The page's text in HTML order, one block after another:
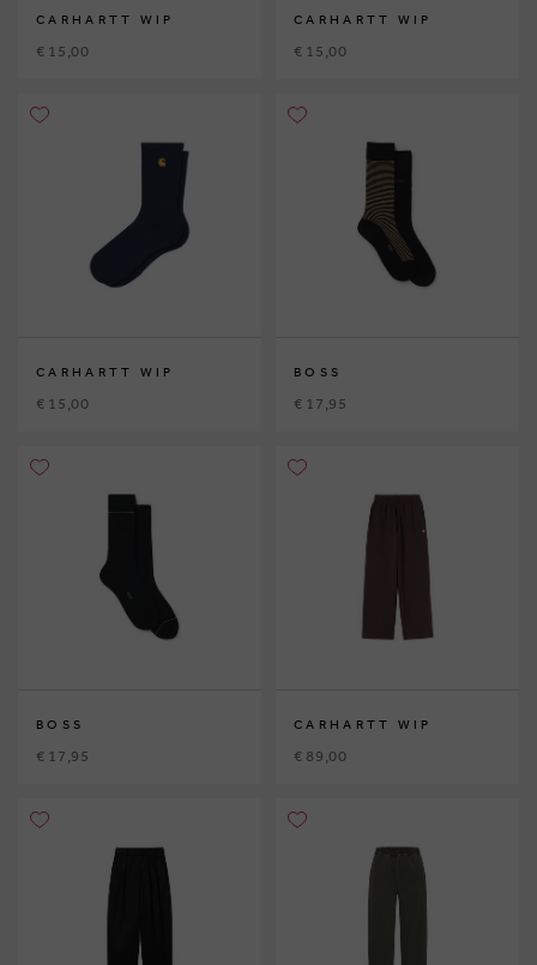
CARHARTT WIP
€ 15,00
CARHARTT WIP
€ 15,00
CARHARTT WIP
€ 15,00
BOSS
€ 17,95
BOSS
€ 17,95
CARHARTT WIP
€ 89,00